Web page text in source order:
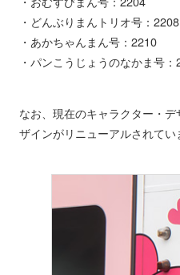
・どんぶりまんトリオ号：2208
・あかちゃんまん号：2210
・パンこうじょうのなかま号
なお、現在のキャラクター・
ザインがリニューアルされてい